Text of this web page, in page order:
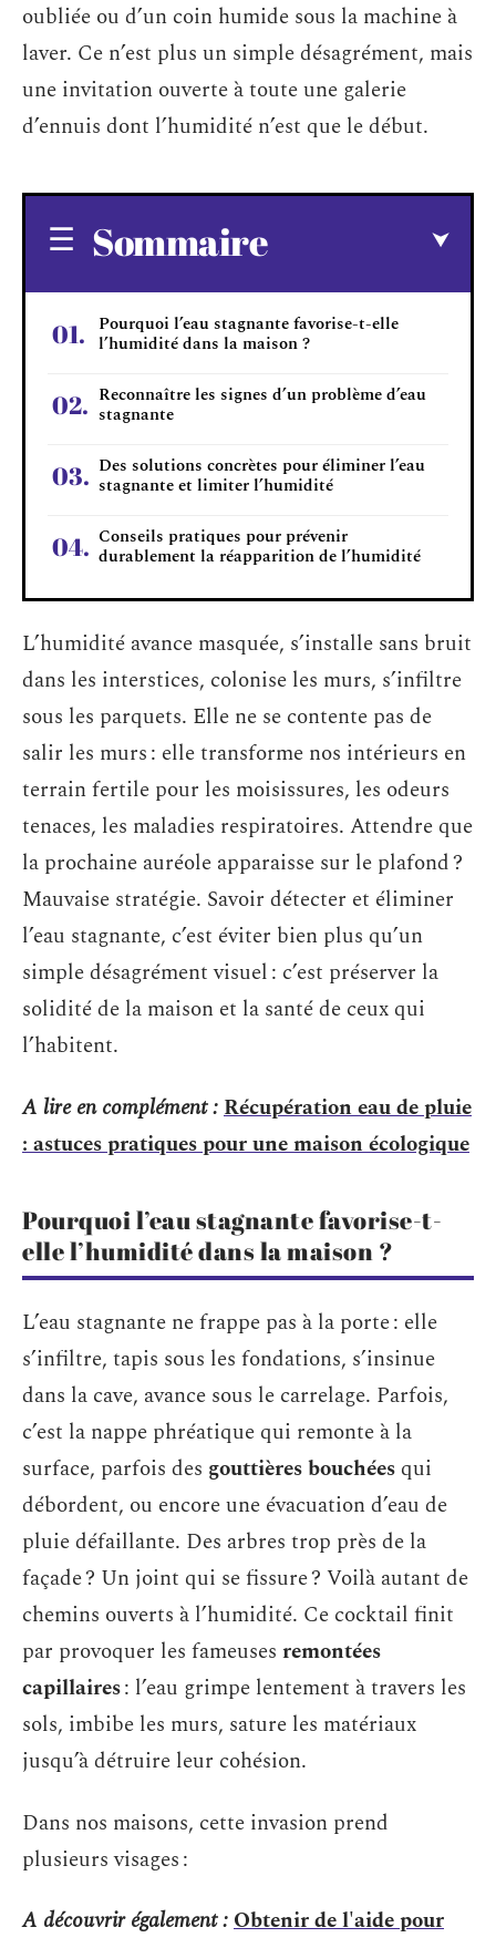
oubliée ou d’un coin humide sous la machine à
laver. Ce n’est plus un simple désagrément, mais
une invitation ouverte à toute une galerie
d’ennuis dont l’humidité n’est que le début.
Sommaire
Pourquoi l’eau stagnante favorise-t-elle
l’humidité dans la maison ?
Reconnaître les signes d’un problème d’eau
stagnante
Des solutions concrètes pour éliminer l’eau
stagnante et limiter l’humidité
Conseils pratiques pour prévenir
durablement la réapparition de l’humidité
L’humidité avance masquée, s’installe sans bruit
dans les interstices, colonise les murs, s’infiltre
sous les parquets. Elle ne se contente pas de
salir les murs : elle transforme nos intérieurs en
terrain fertile pour les moisissures, les odeurs
tenaces, les maladies respiratoires. Attendre que
la prochaine auréole apparaisse sur le plafond ?
Mauvaise stratégie. Savoir détecter et éliminer
l’eau stagnante, c’est éviter bien plus qu’un
simple désagrément visuel : c’est préserver la
solidité de la maison et la santé de ceux qui
l’habitent.
A lire en complément :Récupération eau de pluie
: astuces pratiques pour une maison écologique
Pourquoi l’eau stagnante favorise-t-
elle l’humidité dans la maison ?
L’eau stagnante ne frappe pas à la porte : elle
s’infiltre, tapis sous les fondations, s’insinue
dans la cave, avance sous le carrelage. Parfois,
c’est la nappe phréatique qui remonte à la
surface, parfois des gouttières bouchées qui
débordent, ou encore une évacuation d’eau de
pluie défaillante. Des arbres trop près de la
façade ? Un joint qui se fissure ? Voilà autant de
chemins ouverts à l’humidité. Ce cocktail finit
par provoquer les fameuses remontées
capillaires: l’eau grimpe lentement à travers les
sols, imbibe les murs, sature les matériaux
jusqu’à détruire leur cohésion.
Dans nos maisons, cette invasion prend
plusieurs visages :
A découvrir également :Obtenir de l'aide pour